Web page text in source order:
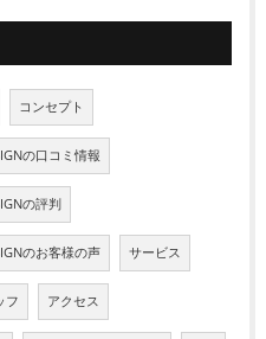
コンセプト
の口コミ情報
の評判
のお客様の声 サービス
フ アクセス